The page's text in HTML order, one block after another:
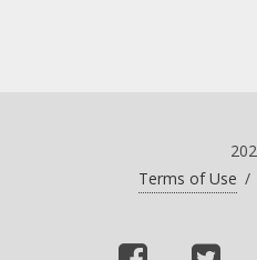
Terms of Use /